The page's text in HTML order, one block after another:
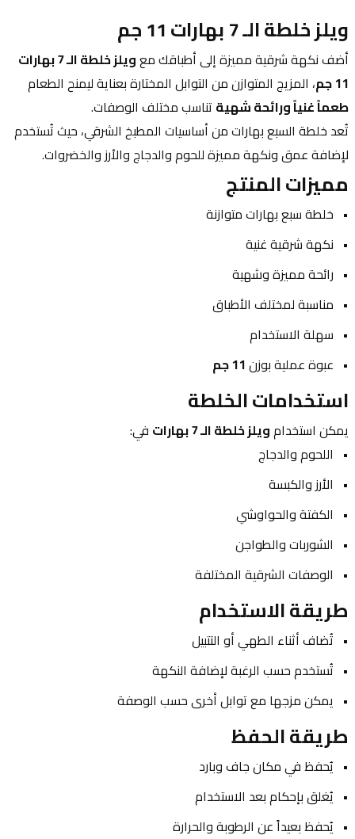
ويلز خلطة الـ 7 بهارات 11 جم
أضف نكهة شرقية مميزة إلى أطباقك مع
11 جم
، المزيج المتوازن من التوابل المختارة بعناية ليمنح الطعام
طعماً غنياً ورائحة شهية تناسب مختلف الوصفات.
لإضافة عمق ونكهة مميزة للحوم والدجاج والأرز والخضروات.
مميزات المنتج
خلطة سبع بهارات متوازنة
نكهة شرقية غنية
رائحة مميزة وشهية
مناسبة لمختلف الأطباق
سهلة الاستخدام
عبوة عملية بوزن 11 جم
استخدامات الخلطة
يمكن استخدام ويلز خلطة الـ 7 بهارات
في:
اللحوم والدجاج
الأرز والكبسة
الكفتة والحواوشي
الشوربات والطواجن
الوصفات الشرقية المختلفة
طريقة الاستخدام
تُضاف أثناء الطهي أو التتبيل
تُستخدم حسب الرغبة لإضافة النكهة
يمكن مزجها مع توابل أخرى حسب الوصفة
طريقة الحفظ
يُحفظ في مكان جاف وبارد
يُغلق بإحكام بعد الاستخدام
يُحفظ بعيداً عن الرطوبة والحرارة